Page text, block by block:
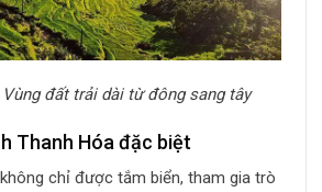
đất trải dài từ đông sang tây
Thanh Hóa đặc biệt
chỉ được tắm biển, tham gia trò